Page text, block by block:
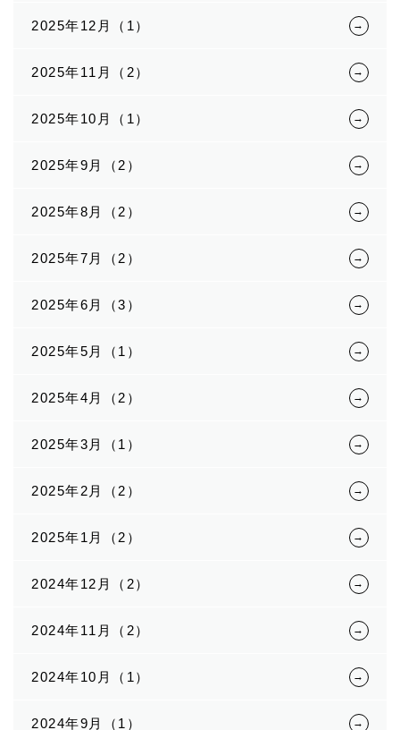
2025年12月（1）
2025年11月（2）
2025年10月（1）
2025年9月（2）
2025年8月（2）
2025年7月（2）
2025年6月（3）
2025年5月（1）
2025年4月（2）
2025年3月（1）
2025年2月（2）
2025年1月（2）
2024年12月（2）
2024年11月（2）
2024年10月（1）
2024年9月（1）